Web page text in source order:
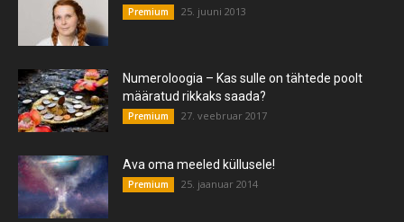
Premium 25. juuni 2013
Numeroloogia – Kas sulle on tähtede poolt
määratud rikkaks saada?
Premium 27. veebruar 2017
Ava oma meeled küllusele!
Premium 25. jaanuar 2014